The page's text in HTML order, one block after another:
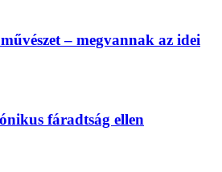
– megvannak az idei
fáradtság ellen